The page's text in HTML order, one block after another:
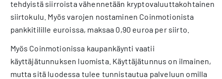
tehdyistä siirroista vähennetään kryptovaluuttakohtainen
siirtokulu. Myös varojen nostaminen Coinmotionista
pankkitilille euroissa, maksaa 0,90 euroa per siirto.
Myös Coinmotionissa kaupankäynti vaatii
käyttäjätunnuksen luomista. Käyttäjätunnus on ilmainen,
mutta sitä luodessa tulee tunnistautua palveluun omilla